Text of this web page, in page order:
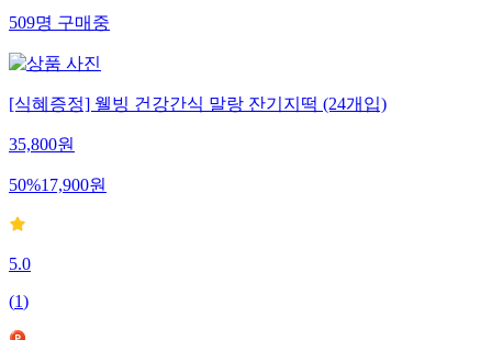
509명구매중
[식혜증정] 웰빙 건강간식 말랑 잔기지떡 (24개입)
35,800원
50%17,900원
5.0
(1)